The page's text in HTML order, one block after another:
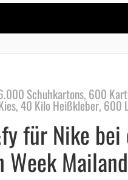
Schuhkartons, 600
40 Kilo Heißkleber, 600
für Nike bei
Week Mailand